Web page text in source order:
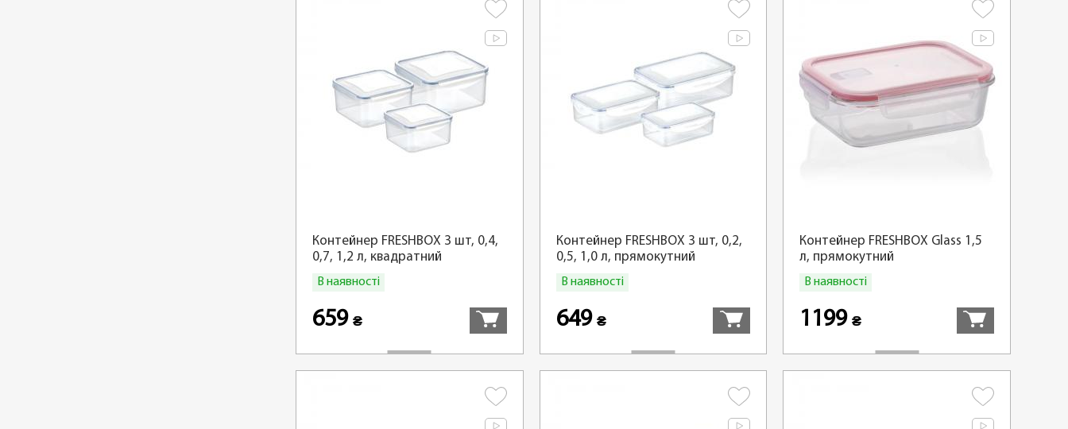
Контейнер FRESHBOX 3 шт, 0,4,
0,7, 1,2 л, квадратний
В наявності
659 ₴
Контейнер FRESHBOX 3 шт, 0,2,
0,5, 1,0 л, прямокутний
В наявності
649 ₴
Контейнер FRESHBOX Glass 1,5
л, прямокутний
В наявності
1199₴